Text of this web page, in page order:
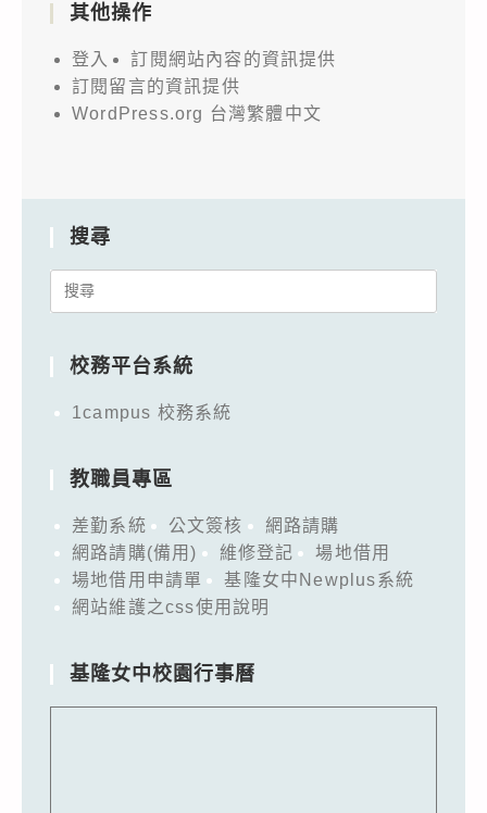
其他操作
登入
訂閱網站內容的資訊提供
訂閱留言的資訊提供
WordPress.org 台灣繁體中文
搜尋
Search
校務平台系統
1campus 校務系統
教職員專區
差勤系統 公文簽核
網路請購
網路請購(備用)
維修登記
場地借用
場地借用申請單
基隆女中Newplus系統
網站維護之css使用說明
基隆女中校園行事曆